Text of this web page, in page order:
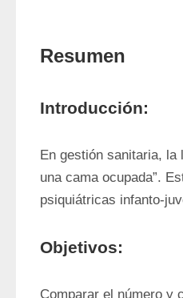
Resumen
Introducción:
En gestión sanitaria, la
una cama ocupada”.
psiquiátricas infanto-
Objetivos:
Comparar el número y